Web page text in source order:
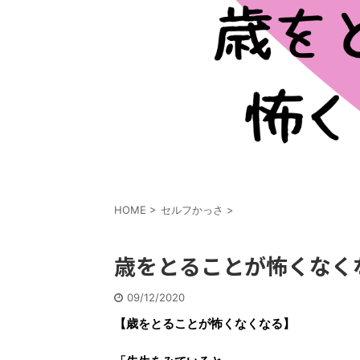
HOME > セルフかっさ >
歳をとることが怖くなく
09/12/2020
【歳をとることが怖くなくなる】